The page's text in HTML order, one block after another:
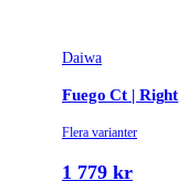
Daiwa
Fuego Ct | Right
Flera varianter
1 779 kr